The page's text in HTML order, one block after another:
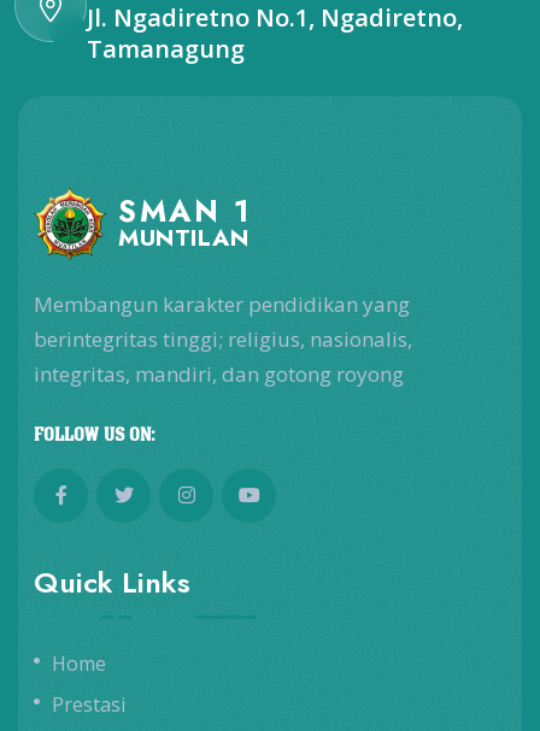
Jl. Ngadiretno No.1, Ngadiretno,
Tamanagung
SMAN 1
MUNTILAN
Membangun karakter pendidikan yang
berintegritas tinggi; religius, nasionalis,
integritas, mandiri, dan gotong royong
FOLLOW US ON:
Quick Links
Home
Prestasi